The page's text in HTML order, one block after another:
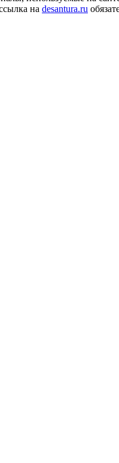
на desantura.ru